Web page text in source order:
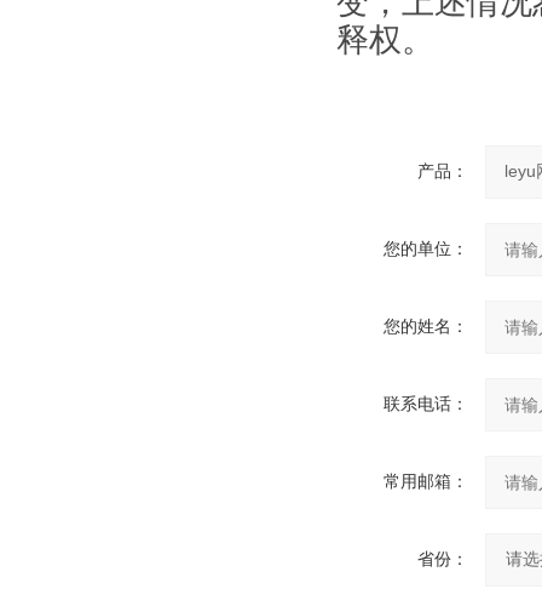
释权。
产品：
您的单位：
您的姓名：
联系电话：
常用邮箱：
省份：